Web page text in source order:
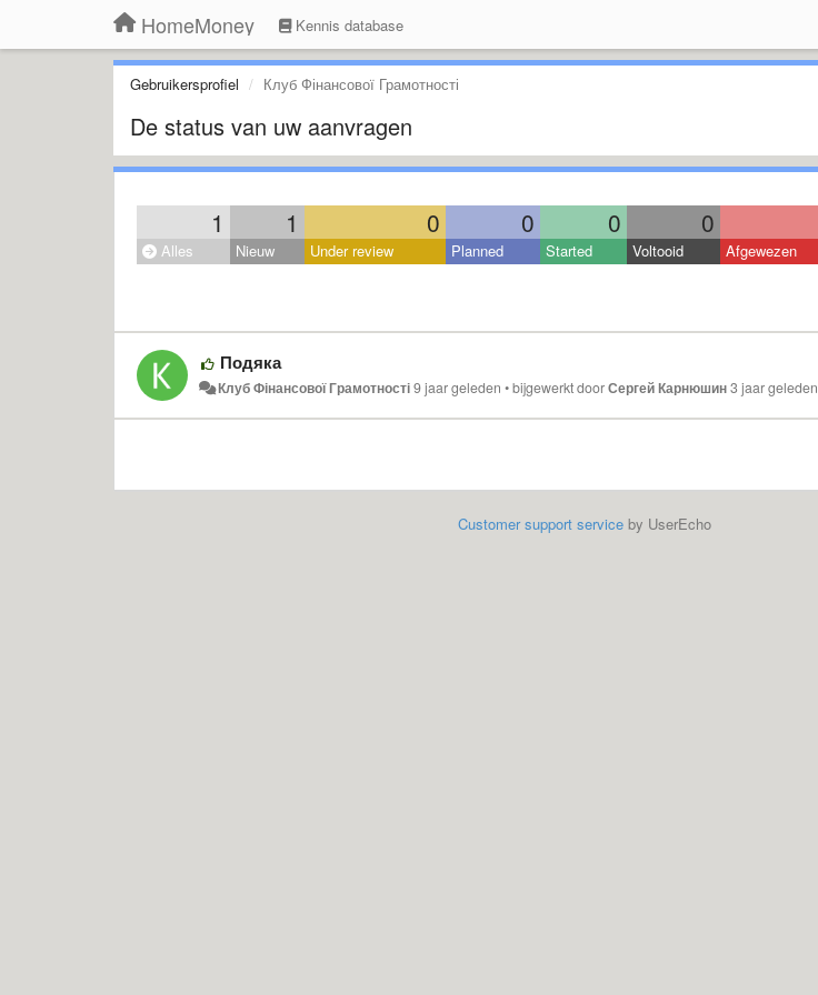
HomeMoney Kennis database
Gebruikersprofiel Клуб Фінансової Грамотності
De status van uw aanvragen
1 1 0 0 0 0
Alles Nieuw Under review Planned Started Voltooid Afgewezen
Подяка
Клуб Фінансової Грамотності9 jaar geleden •bijgewerkt doorСергей Карнюшин3 jaar geleden
Customer support serviceby UserEcho